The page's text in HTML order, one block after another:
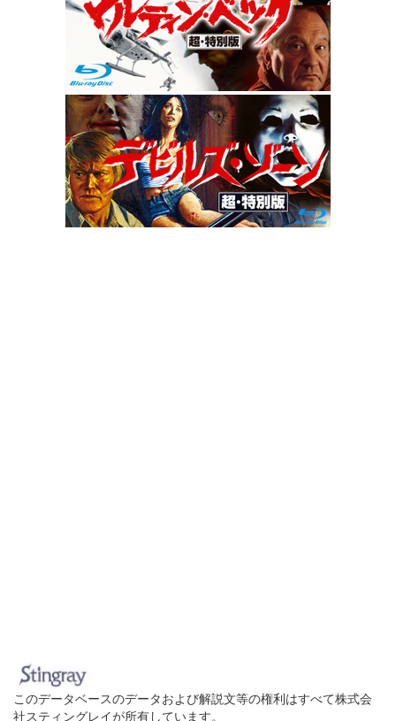
このデータベースのデータおよび解説文等の権利はすべて株式会
社スティングレイが所有しています。